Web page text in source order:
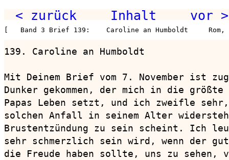
< zurück Inhalt vor >
[   Band 3 Brief 139:    Caroline an Humboldt     Rom,
139. Caroline an Humboldt
Mit Deinem Brief vom 7. November ist
Dunker gekommen, der mich in die
Papas Leben setzt, und ich zweifle
solchen Anfall in seinem Alter
Brustentzündung zu sein scheint. Ich
sehr schmerzlich sein wird, wenn der
die Freude haben sollte, uns zu sehen,